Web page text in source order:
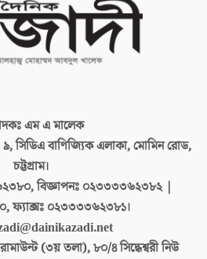
এম এ মালেক
৯, সিডিএ বাণিজ্যিক এলাকা, মোমিন রোড,
চট্টগ্রাম।
বিজ্ঞাপনঃ ০২৩৩৩৩৬২৩৮২ |
ফ্যাক্সঃ ০২৩৩৩৩৬২৩৮১।
(৩য় তলা), ৮০/৪ সিদ্ধেশ্বরী নিউ